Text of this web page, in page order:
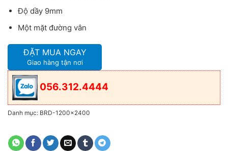
Độ dầy 9mm
Một mặt đường vân
ĐẶT MUA NGAY
Giao hàng tận nơi
056.312.4444
Danh mục: BRD-1200x2400